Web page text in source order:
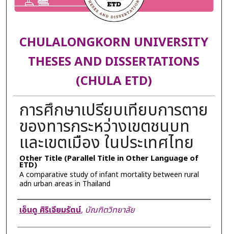
CHULALONGKORN UNIVERSITY
THESES AND DISSERTATIONS
(CHULA ETD)
การศึกษาเปรียบเทียบการตาย
ของทารกระหว่างเขตชนบท
และเขตเมือง ในประเทศไทย
Other Title (Parallel Title in Other Language of
ETD)
A comparative study of infant mortality between rural
adn urban areas in Thailand
Author
เอ็นดู ศิริเจียมรัตน์, บัณฑิตวิทยาลัย